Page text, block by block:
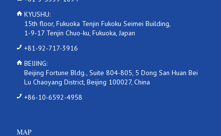
KYUSHU:
15th floor, Fukuoka Tenjin Fukoku Seimei Building,
1-9-17 Tenjin Chuo-ku, Fukuoka, Japan
+81-92-717-3916
BEIJING:
Beijing Fortune Bldg., Suite 804-805, 5 Dong San Huan Bei
Lu Chaoyang District, Beijing 100027, China
+86-10-6592-4958
MAP